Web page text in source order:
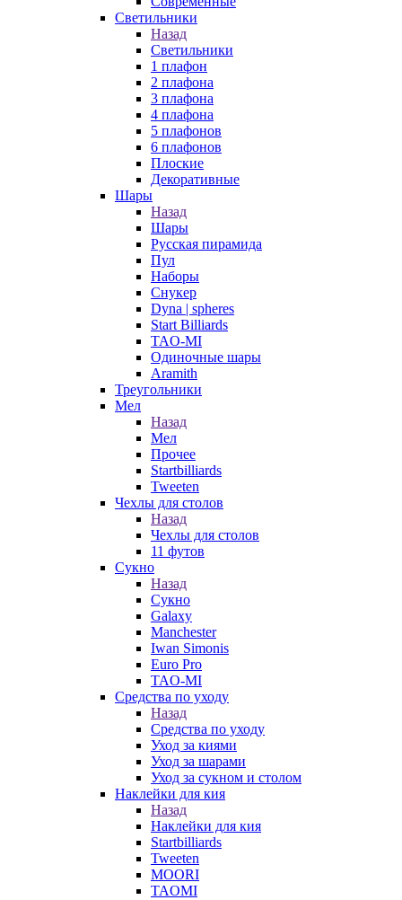
Светильники
Назад
Светильники
1 плафон
2 плафона
3 плафона
4 плафона
5 плафонов
6 плафонов
Плоские
Декоративные
Шары
Назад
Шары
Русская пирамида
Пул
Наборы
Снукер
Dyna | spheres
Start Billiards
TAO-MI
Одиночные шары
Aramith
Треугольники
Мел
Назад
Мел
Прочее
Startbilliards
Tweeten
Чехлы для столов
Назад
Чехлы для столов
11 футов
Сукно
Назад
Сукно
Galaxy
Manchester
Iwan Simonis
Euro Pro
TAO-MI
Средства по уходу
Назад
Средства по уходу
Уход за киями
Уход за шарами
Уход за сукном и столом
Наклейки для кия
Назад
Наклейки для кия
Startbilliards
Tweeten
MOORI
TAOMI